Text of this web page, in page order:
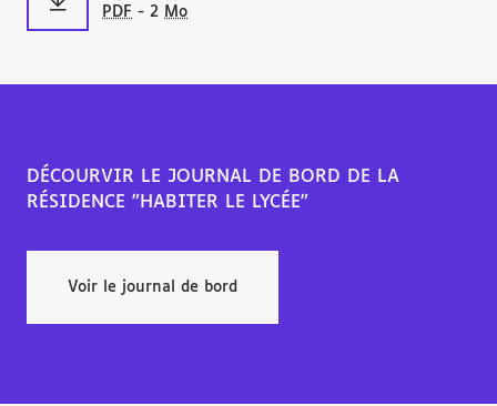
PDF - 2 Mo
DÉCOURVIR LE JOURNAL DE BORD DE LA
RÉSIDENCE "HABITER LE LYCÉE"
Voir le journal de bord